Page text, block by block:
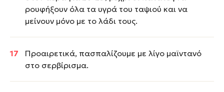
ρουφήξουν όλα τα υγρά του ταψιού και να
μείνουν μόνο με το λάδι τους.
Προαιρετικά, πασπαλίζουμε με λίγο μαϊντανό
στο σερβίρισμα.